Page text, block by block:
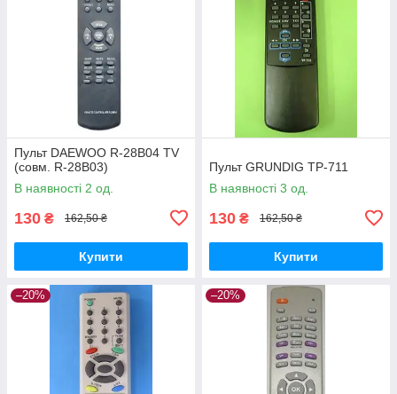
Пульт DAEWOO R-28B04 TV
(совм. R-28B03)
В наявності 2 од.
130 ₴ 162,50 ₴
Купити
Пульт GRUNDIG TP-711
В наявності 3 од.
130 ₴ 162,50 ₴
Купити
–20% –20%